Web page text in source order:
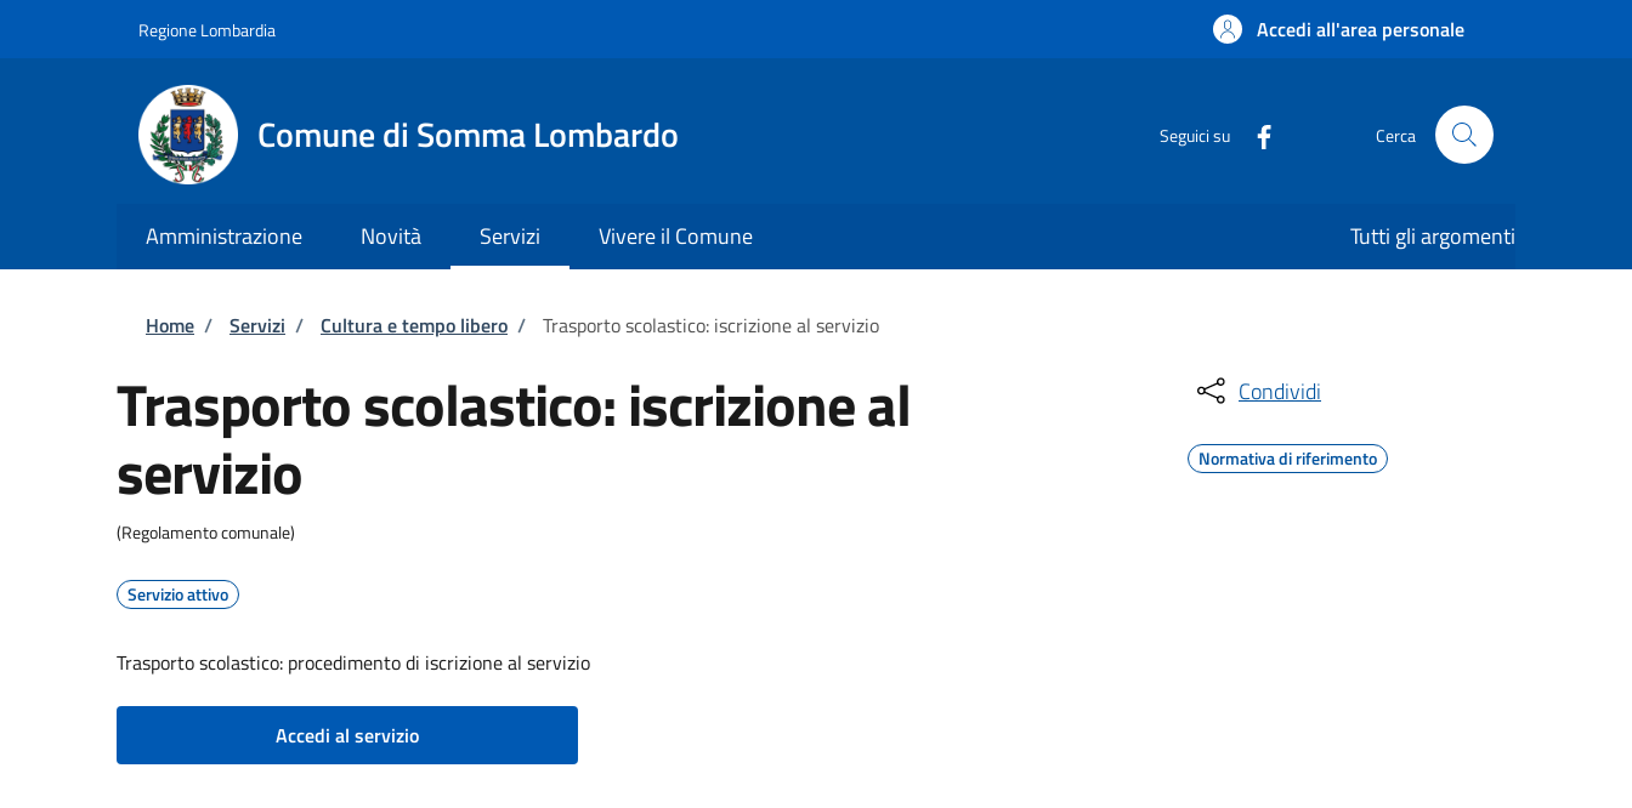
Regione Lombardia Accedi all'area personale
Comune di Somma Lombardo Seguici su Cerca
Amministrazione Novità Servizi Vivere il Comune Tutti gli argomenti
Briciole di pane
Home / Servizi / Cultura e tempo libero / Trasporto scolastico: iscrizione al servizio
Trasporto scolastico: iscrizione al
servizio
(Regolamento comunale)
Servizio attivo
Trasporto scolastico: procedimento di iscrizione al servizio
Accedi al servizio
Condividi
Normativa di riferimento